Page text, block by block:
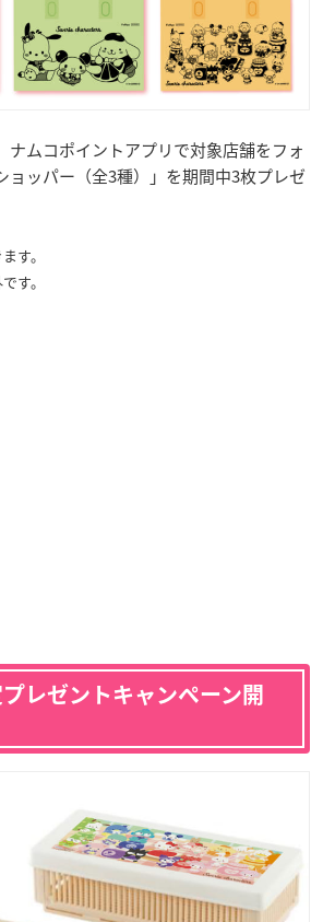
ナムコポイントアプリで対象店舗をフォ
ョッパー（全3種）」を期間中3枚プレゼ
す。
す。
レゼントキャンペーン開